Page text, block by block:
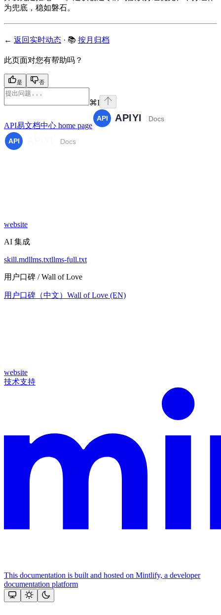
为兜底，稳如磐石。
← 返回实时动态 · 📚 按月归档
此页面对您有帮助吗？
是 否
⌘I
API易文档中心 home page
website
AI 集成
skill.mdllms.txtllms-full.txt
用户口碑 / Wall of Love
用户口碑（中文） Wall of Love (EN)
website
技术支持
This documentation is built and hosted on Mintlify, a developer
documentation platform